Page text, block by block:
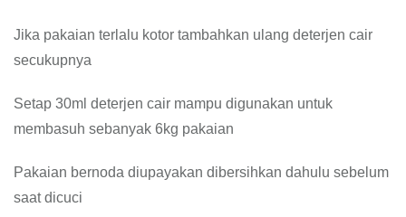
Jika pakaian terlalu kotor tambahkan ulang deterjen cair
secukupnya
Setap 30ml deterjen cair mampu digunakan untuk
membasuh sebanyak 6kg pakaian
Pakaian bernoda diupayakan dibersihkan dahulu sebelum
saat dicuci